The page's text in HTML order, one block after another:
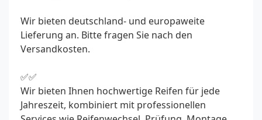
Wir bieten deutschland- und europaweite
Lieferung an. Bitte fragen Sie nach den
Versandkosten.
✅✅
Wir bieten Ihnen hochwertige Reifen für jede
Jahreszeit, kombiniert mit professionellen